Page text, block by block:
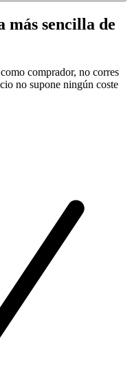
sencilla de
comprador, no corres
no supone ningún coste